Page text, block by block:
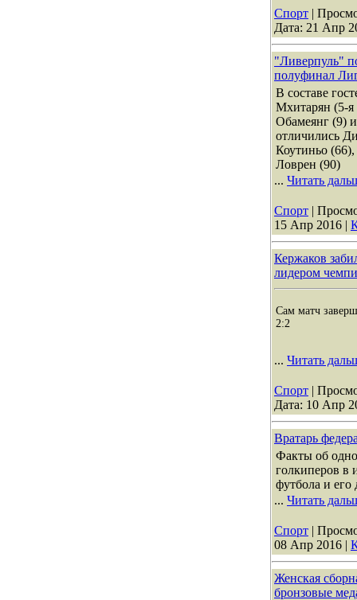
Спорт |
Дата: 21 Апр
"Ливерпуль"
полуфинал
В составе
Мхитарян (5-
Обамеянг (9)
отличились
Коутиньо
Ловрен (90)
... Читать
Спорт |
15 Апр 2016 |
Кержаков
лидером
Сам матч
2:2
... Читать
Спорт |
Дата: 10 Апр
Вратарь
Факты об
голкиперов в
футбола и его
... Читать
Спорт |
08 Апр 2016 |
Женская
бронзовые